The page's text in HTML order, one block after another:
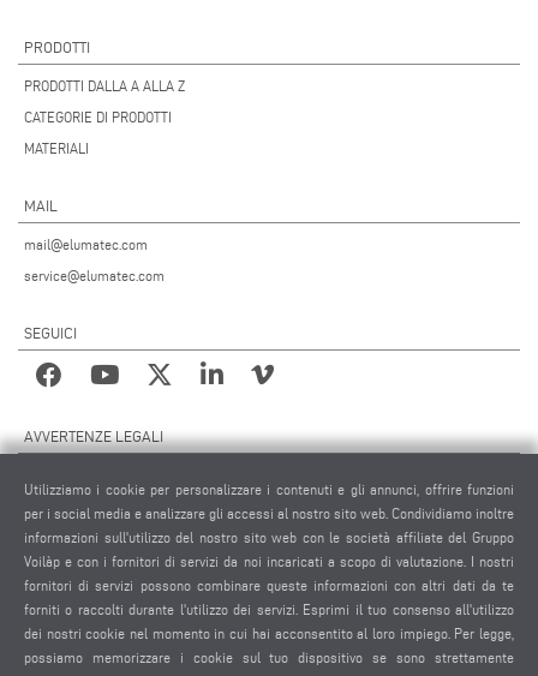
PRODOTTI
PRODOTTI DALLA A ALLA Z
CATEGORIE DI PRODOTTI
MATERIALI
MAIL
mail@elumatec.com
service@elumatec.com
SEGUICI
AVVERTENZE LEGALI
MATERIALE GRAFICO
PROTEZIONE DEI DATI
PROTEZIONE DEI DATI INTERNAZIONALE
CONTRATTO DI MANUTENZIONE REMOTA
IMPOSTAZIONE COOKIES
Utilizziamo i cookie per personalizzare i contenuti e gli annunci, offrire funzioni
per i social media e analizzare gli accessi al nostro sito web. Condividiamo inoltre
informazioni sull'utilizzo del nostro sito web con le società affiliate del Gruppo
Voilàp e con i fornitori di servizi da noi incaricati a scopo di valutazione. I nostri
fornitori di servizi possono combinare queste informazioni con altri dati da te
forniti o raccolti durante l'utilizzo dei servizi. Esprimi il tuo consenso all'utilizzo
dei nostri cookie nel momento in cui hai acconsentito al loro impiego. Per legge,
possiamo memorizzare i cookie sul tuo dispositivo se sono strettamente